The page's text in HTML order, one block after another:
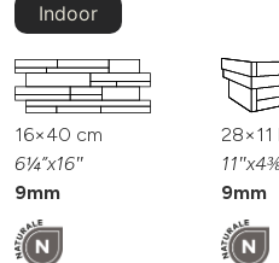
Indoor
16×40 cm
6¼”x16″
9mm
28×11
9mm